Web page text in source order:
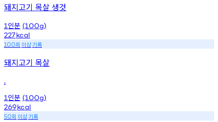
돼지고기 목살 생것
1 인분 (100g)
227kcal
100회 이상기록
돼지고기 목살
.
1 인분 (100g)
269kcal
50회 이상기록